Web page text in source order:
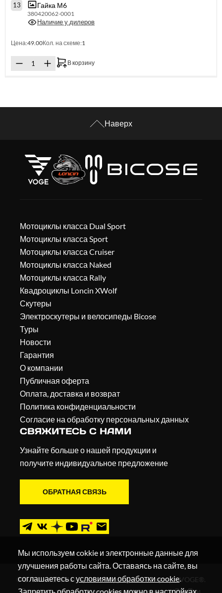
13 Гайка М6
380420062-0001
Наличие у дилеров
Цена:49.00Кол. на схеме:1
В корзину
Наверх
Мотоциклы класса Dual Sport
Мотоциклы класса Sport
Мотоциклы класса Cruiser
Мотоциклы класса Naked
Мотоциклы класса Rally
Квадроциклы Loncin XWolf
Скутеры
Электроскутеры и велосипеды Bicose
Туры
Новости
Гарантия
О компании
Публичная оферта
Оплата, доставка и возврат
Политика конфиденциальности
Согласие на обработку персональных данных
СВЯЖИТЕСЬ С НАМИ
Узнайте больше о нашей продукции и
получите индивидуальное предложение
ОБРАТНАЯ СВЯЗЬ
© 2019 - 2026. Мотоциклы, квадроциклы и скутеры VOGE®.
Все права защищены в соответствии с законом РФ. При
Мы используем cokkie и электронные данные для
улучшения работы сайта. Оставаясь на сайте, вы
соглашаетесь сусловиями обработки cookie.